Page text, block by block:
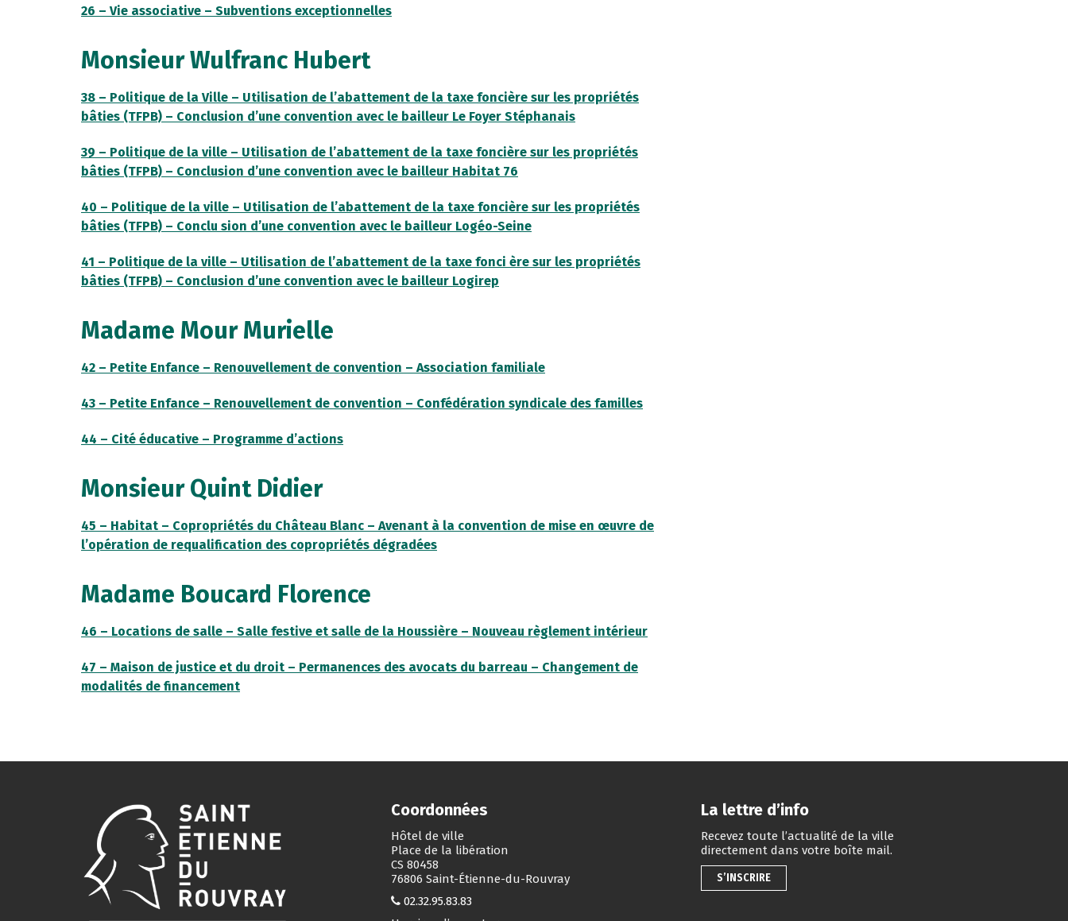
26 – Vie associative – Subventions exceptionnelles
Monsieur Wulfranc Hubert
38 – Politique de la Ville – Utilisation de l’abattement de la taxe foncière sur les propriétés
bâties (TFPB) – Conclusion d’une convention avec le bailleur Le Foyer Stéphanais
39 – Politique de la ville – Utilisation de l’abattement de la taxe foncière sur les propriétés
bâties (TFPB) – Conclusion d’une convention avec le bailleur Habitat 76
40 – Politique de la ville – Utilisation de l’abattement de la taxe foncière sur les propriétés
bâties (TFPB) – Conclu sion d’une convention avec le bailleur Logéo-Seine
41 – Politique de la ville – Utilisation de l’abattement de la taxe fonci ère sur les propriétés
bâties (TFPB) – Conclusion d’une convention avec le bailleur Logirep
Madame Mour Murielle
42 – Petite Enfance – Renouvellement de convention – Association familiale
43 – Petite Enfance – Renouvellement de convention – Confédération syndicale des familles
44 – Cité éducative – Programme d’actions
Monsieur Quint Didier
45 – Habitat – Copropriétés du Château Blanc – Avenant à la convention de mise en œuvre de
l’opération de requalification des copropriétés dégradées
Madame Boucard Florence
46 – Locations de salle – Salle festive et salle de la Houssière – Nouveau règlement intérieur
47 – Maison de justice et du droit – Permanences des avocats du barreau – Changement de
modalités de financement
Coordonnées
Hôtel de ville
Place de la libération
CS 80458
76806 Saint-Étienne-du-Rouvray
02.32.95.83.83
La lettre d’info
Recevez toute l’actualité de la ville
directement dans votre boîte mail.
S’INSCRIRE